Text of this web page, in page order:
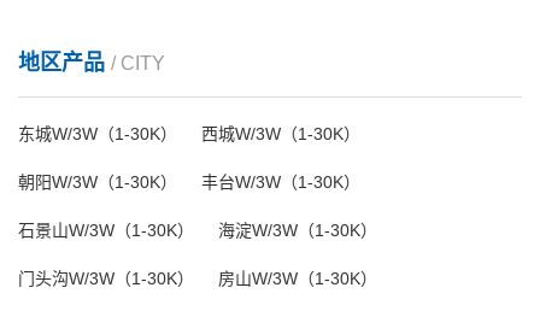
地区产品 / CITY
东城W/3W（1-30K） 西城W/3W（1-30K）
朝阳W/3W（1-30K） 丰台W/3W（1-30K）
石景山W/3W（1-30K） 海淀W/3W（1-30K）
门头沟W/3W（1-30K） 房山W/3W（1-30K）